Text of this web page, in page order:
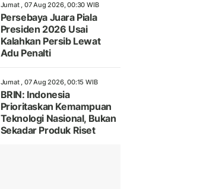
Jumat , 07 Aug 2026, 00:30 WIB
Persebaya Juara Piala
Presiden 2026 Usai
Kalahkan Persib Lewat
Adu Penalti
Jumat , 07 Aug 2026, 00:15 WIB
BRIN: Indonesia
Prioritaskan Kemampuan
Teknologi Nasional, Bukan
Sekadar Produk Riset